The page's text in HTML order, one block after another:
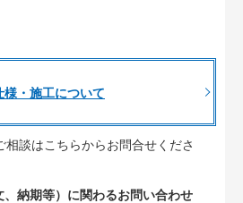
様・施工について
談はこちらからお問合せくださ
納期等）に関わるお問い合わせ